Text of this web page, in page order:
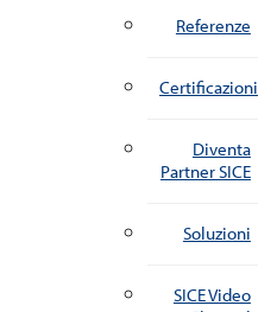
Referenze
Certificazioni
Diventa
Partner SICE
Soluzioni
SICE Video